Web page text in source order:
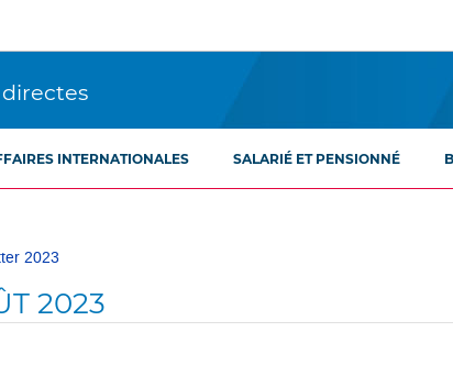
INTERNATIONALES SALARIÉ ET PENSIONNÉ
2023
2023